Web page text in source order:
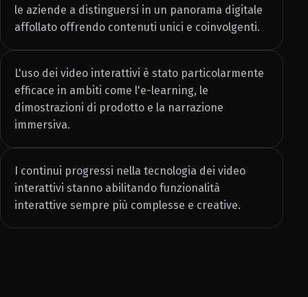
le aziende a distinguersi in un panorama digitale
affollato offrendo contenuti unici e coinvolgenti.
L'uso dei video interattivi è stato particolarmente
efficace in ambiti come l'e-learning, le
dimostrazioni di prodotto e la narrazione
immersiva.
I continui progressi nella tecnologia dei video
interattivi stanno abilitando funzionalità
interattive sempre più complesse e creative.